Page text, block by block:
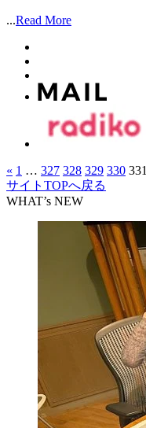
...Read More
« 1 … 327 328 329 330 331
サイトTOPへ戻る
WHAT’s NEW